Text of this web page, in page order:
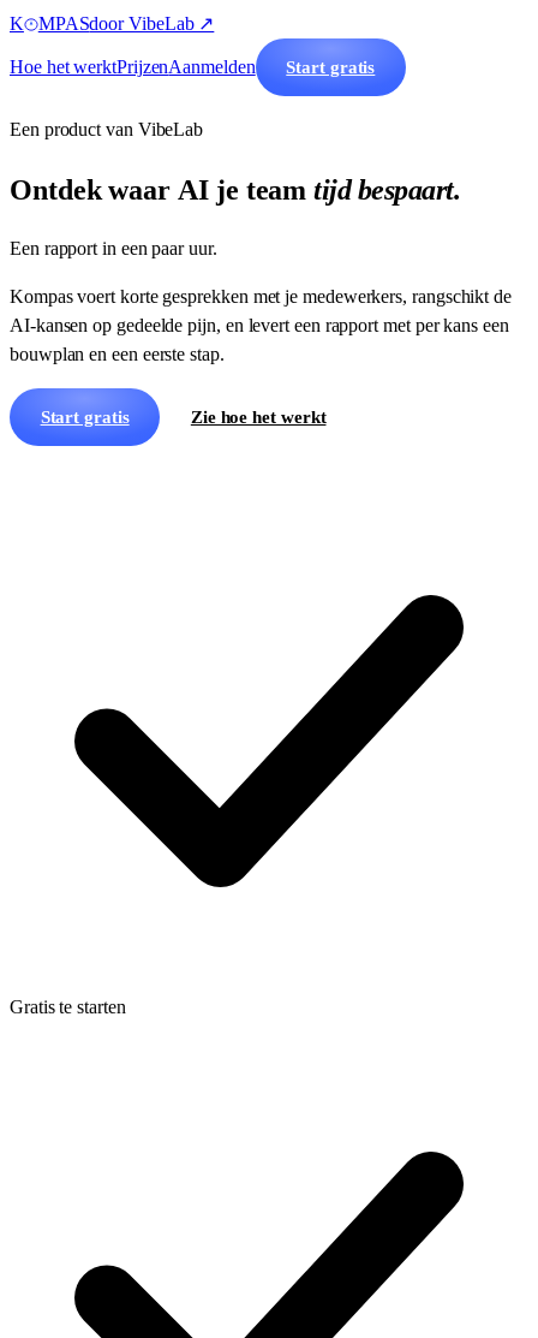
K MPASdoor VibeLab ↗
Hoe het werktPrijzenAanmelden Start gratis
Een product van VibeLab
Ontdek waar AI je team tijd bespaart.
Een rapport in een paar uur.
Kompas voert korte gesprekken met je medewerkers, rangschikt de
AI-kansen op gedeelde pijn, en levert een rapport met per kans een
bouwplan en een eerste stap.
Start gratis Zie hoe het werkt
Gratis te starten